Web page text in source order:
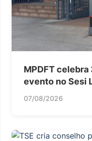
MPDFT celebra
evento no Sesi
07/08/2026